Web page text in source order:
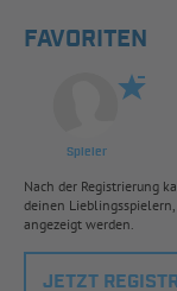
FAVORITEN
Spieler
Nach der Registrierung
deinen
angezeigt werden.
JETZT